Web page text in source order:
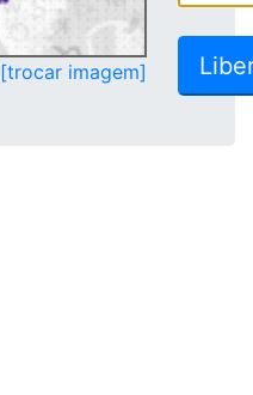
[trocar imagem]